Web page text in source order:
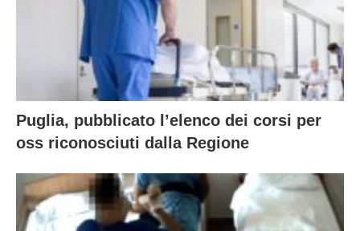
Puglia, pubblicato l’elenco dei corsi per
oss riconosciuti dalla Regione